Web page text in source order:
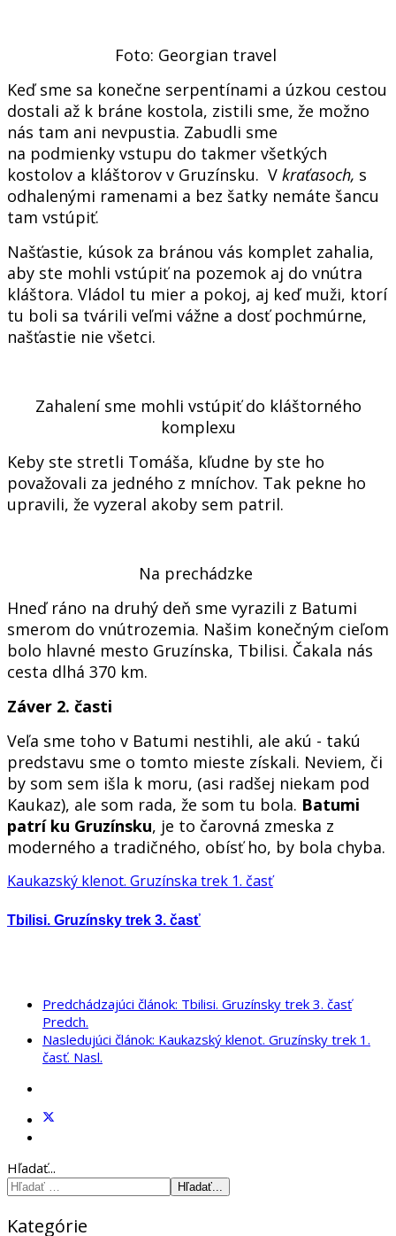
Foto: Georgian travel
Keď sme sa konečne serpentínami a úzkou cestou
dostali až k bráne kostola, zistili sme, že možno
nás tam ani nevpustia. Zabudli sme
na podmienky vstupu do takmer všetkých
kostolov a kláštorov v Gruzínsku. V kraťasoch, s
odhalenými ramenami a bez šatky nemáte šancu
tam vstúpiť.
Našťastie, kúsok za bránou vás komplet zahalia,
aby ste mohli vstúpiť na pozemok aj do vnútra
kláštora. Vládol tu mier a pokoj, aj keď muži, ktorí
tu boli sa tvárili veľmi vážne a dosť pochmúrne,
našťastie nie všetci.
Zahalení sme mohli vstúpiť do kláštorného
komplexu
Keby ste stretli Tomáša, kľudne by ste ho
považovali za jedného z mníchov. Tak pekne ho
upravili, že vyzeral akoby sem patril.
Na prechádzke
Hneď ráno na druhý deň sme vyrazili z Batumi
smerom do vnútrozemia. Našim konečným cieľom
bolo hlavné mesto Gruzínska, Tbilisi. Čakala nás
cesta dlhá 370 km.
Záver 2. časti
Veľa sme toho v Batumi nestihli, ale akú - takú
predstavu sme o tomto mieste získali. Neviem, či
by som sem išla k moru, (asi radšej niekam pod
Kaukaz), ale som rada, že som tu bola. Batumi
patrí ku Gruzínsku, je to čarovná zmeska z
moderného a tradičného, obísť ho, by bola chyba.
Kaukazský klenot. Gruzínska trek 1. časť
Tbilisi. Gruzínsky trek 3. časť
Predchádzajúci článok: Tbilisi. Gruzínsky trek 3. časť
Predch.
Nasledujúci článok: Kaukazský klenot. Gruzínsky trek 1.
časť. Nasl.
Hľadať...
Hľadať...
Kategórie